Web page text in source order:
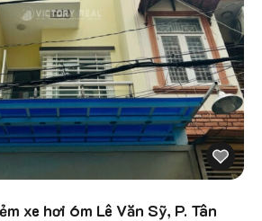
xe hơi 6m Lê Văn Sỹ, P. Tân